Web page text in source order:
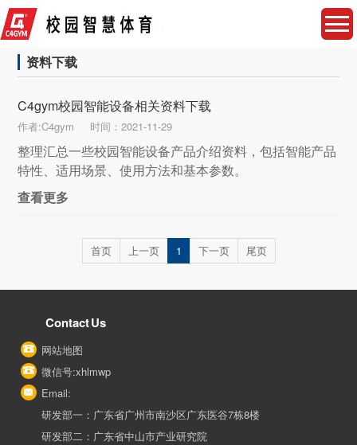
资料下载
C4gym校园智能设备相关资料下载
作者:C4gym 时间：2021-11-29
整理汇总一些校园智能设备产品介绍资料，包括智能产品
特性、适用场景、使用方法和基本参数。
查看更多
首页 上一页 1 下一页 尾页
Contact Us
网站地图
微信号:xhlmwp
Email:
研发部一：广东省广州市南沙区广东医谷7栋8楼
研发部二：广东省中山市产业研究院